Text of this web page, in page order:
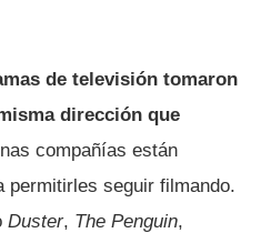
de televisión tomaron
dirección que
compañías están
permitirles seguir filmando.
Duster, The Penguin,